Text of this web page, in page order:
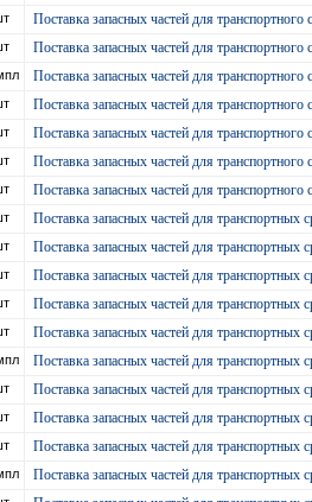
Поставка запасных частей для транспортного
Поставка запасных частей для транспортного
Поставка запасных частей для транспортного
Поставка запасных частей для транспортного
Поставка запасных частей для транспортного
Поставка запасных частей для транспортного
Поставка запасных частей для транспортного
Поставка запасных частей для транспортных
Поставка запасных частей для транспортных
Поставка запасных частей для транспортных
Поставка запасных частей для транспортных
Поставка запасных частей для транспортных
Поставка запасных частей для транспортных
Поставка запасных частей для транспортных
Поставка запасных частей для транспортных
Поставка запасных частей для транспортных
Поставка запасных частей для транспортных